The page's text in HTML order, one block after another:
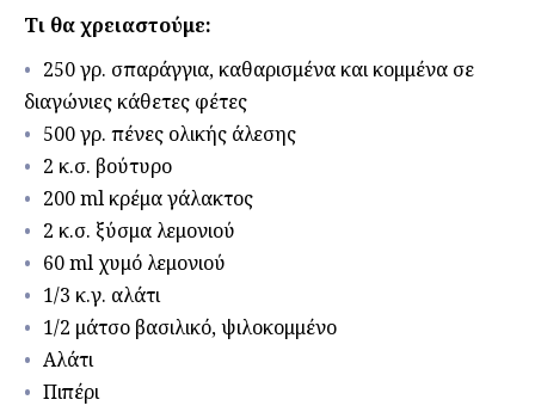
Τι θα χρειαστούμε:
250 γρ. σπαράγγια, καθαρισμένα και κομμένα σε
διαγώνιες κάθετες φέτες
500 γρ. πένες ολικής άλεσης
2 κ.σ. βούτυρο
200 ml κρέμα γάλακτος
2 κ.σ. ξύσμα λεμονιού
60 ml χυμό λεμονιού
1/3 κ.γ. αλάτι
1/2 μάτσο βασιλικό, ψιλοκομμένο
Αλάτι
Πιπέρι